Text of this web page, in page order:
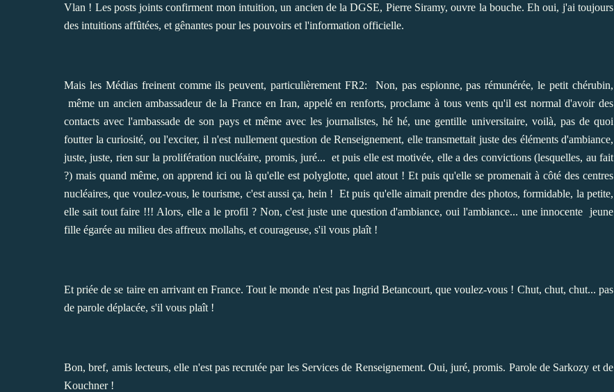
Vlan ! Les posts joints confirment mon intuition, un ancien de la DGSE, Pierre Siramy, ouvre la bouche. Eh oui, j'ai toujours
des intuitions affûtées, et gênantes pour les pouvoirs et l'information officielle.
Mais les Médias freinent comme ils peuvent, particulièrement FR2: Non, pas espionne, pas rémunérée, le petit chérubin,
même un ancien ambassadeur de la France en Iran, appelé en renforts, proclame à tous vents qu'il est normal d'avoir des
contacts avec l'ambassade de son pays et même avec les journalistes, hé hé, une gentille universitaire, voilà, pas de quoi
foutter la curiosité, ou l'exciter, il n'est nullement question de Renseignement, elle transmettait juste des éléments d'ambiance,
juste, juste, rien sur la prolifération nucléaire, promis, juré... et puis elle est motivée, elle a des convictions (lesquelles, au fait
?) mais quand même, on apprend ici ou là qu'elle est polyglotte, quel atout ! Et puis qu'elle se promenait à côté des centres
nucléaires, que voulez-vous, le tourisme, c'est aussi ça, hein ! Et puis qu'elle aimait prendre des photos, formidable, la petite,
elle sait tout faire !!! Alors, elle a le profil ? Non, c'est juste une question d'ambiance, oui l'ambiance... une innocente jeune
fille égarée au milieu des affreux mollahs, et courageuse, s'il vous plaît !
Et priée de se taire en arrivant en France. Tout le monde n'est pas Ingrid Betancourt, que voulez-vous ! Chut, chut, chut... pas
de parole déplacée, s'il vous plaît !
Bon, bref, amis lecteurs, elle n'est pas recrutée par les Services de Renseignement. Oui, juré, promis. Parole de Sarkozy et de
Kouchner !